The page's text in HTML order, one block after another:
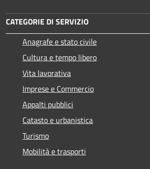
CATEGORIE DI SERVIZIO
Anagrafe e stato civile
Cultura e tempo libero
Vita lavorativa
Imprese e Commercio
Appalti pubblici
Catasto e urbanistica
Turismo
Mobilità e trasporti